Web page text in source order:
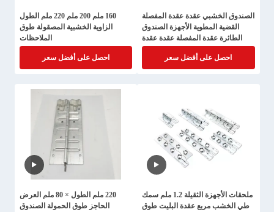
الصندوق الخشبي عقدة عقدة المفصلة
القضية المطوية الأجهزة الصندوق
الطائرة عقدة المفصلة عقدة عقدة
احصل على أفضل سعر
160 ملم 200 ملم 220 ملم الطول
الزاوية الخشبية المصقولة طوق
الملاحظات
احصل على أفضل سعر
ملحقات الأجهزة الثقيلة 1.2 ملم سمك
طي الخشب مربع عقدة البليت طوق
220 ملم الطول × 80 ملم العرض
الحاجز طوق الحمولة الصندوق